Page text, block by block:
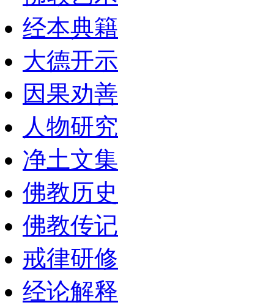
经本典籍
大德开示
因果劝善
人物研究
净土文集
佛教历史
佛教传记
戒律研修
经论解释